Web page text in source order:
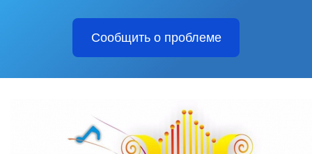
Сообщить о проблеме